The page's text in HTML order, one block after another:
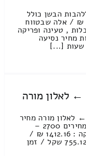
הבשן כולל
פירוק והרכבה מחיר מחירון: 3069.78 ₪ / אלה שבטווח
עבודות סבלות , טעינה ופריקה
/ זמן : 29 דקות 58 שניות מחיר נסיעה
← לאלון מורה מחיר
מחירון: 2232.30 ₪ / אלה שבטווח המחירים 2700 –
2100 ₪ עבודות סבלות , טעינה ופריקה : 1412.16 ₪ /
זמן : 33 דקות 23 שניות מחיר נסיעה 755.12 שקל / זמן